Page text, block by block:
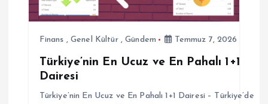
n
mFinans ,Genel Kültür,Gündem Temmuz 7, 2026
Türkiye’nin En Ucuz ve En Pahalı 1+1
Dairesi
Türkiye’nin En Ucuz ve En Pahalı 1+1 Dairesi – Türkiye’de